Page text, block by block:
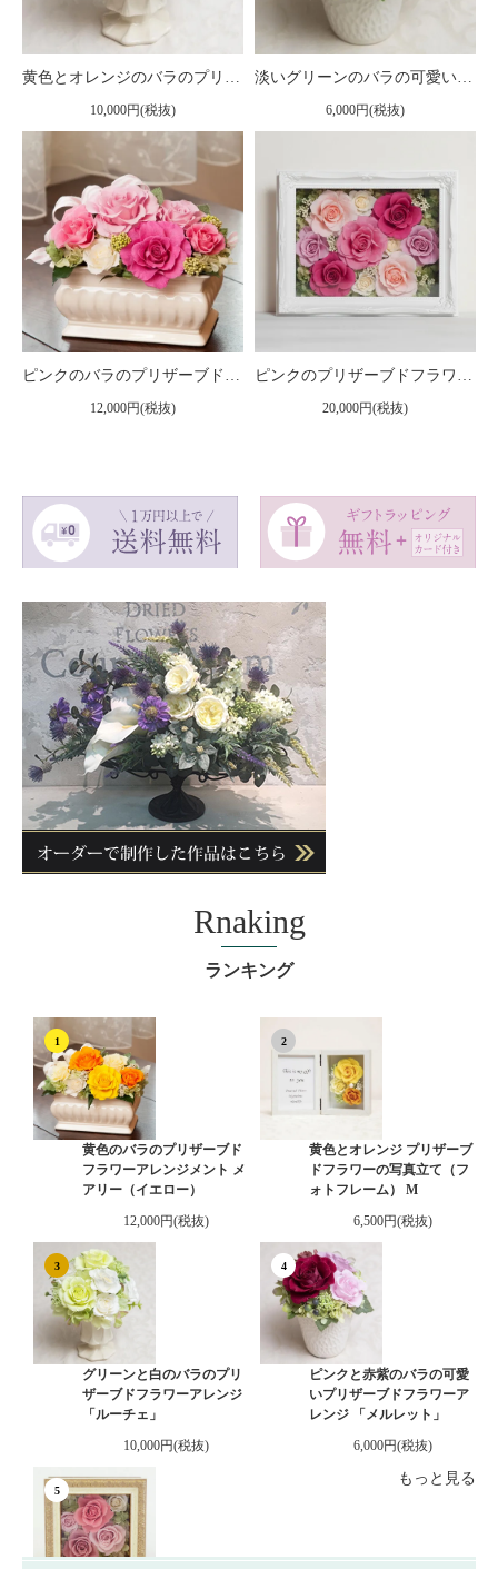
黄色とオレンジのバラのプリザーブドフラワーアレンジ 「ルーチェ」
10,000円(税抜)
淡いグリーンのバラの可愛いプリザーブドフラワーアレンジ 「メルレット」
6,000円(税抜)
ピンクのバラのプリザーブドフラワーアレンジメント メアリー（ピンク）
12,000円(税抜)
ピンクのプリザーブドフラワー 壁掛け豪華なボックスフレームアレンジメント ヨーロピアン （ピンク） ※ギフトタイプ2
20,000円(税抜)
Rnaking
ランキング
1
黄色のバラのプリザーブド
フラワーアレンジメント メ
アリー（イエロー）
12,000円(税抜)
2
黄色とオレンジ プリザーブ
ドフラワーの写真立て（フ
ォトフレーム） M
6,500円(税抜)
3
グリーンと白のバラのプリ
ザーブドフラワーアレンジ
「ルーチェ」
10,000円(税抜)
4
ピンクと赤紫のバラの可愛
いプリザーブドフラワーア
レンジ 「メルレット」
6,000円(税抜)
5
もっと見る